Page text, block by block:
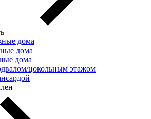
дома
дома
дома
цокольным этажом